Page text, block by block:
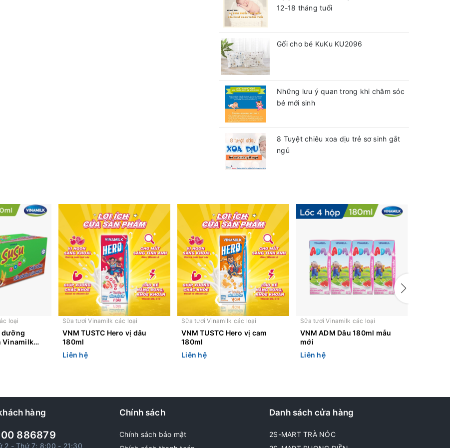
12-18 tháng tuổi
Gối cho bé KuKu KU2096
Những lưu ý quan trong khi chăm sóc
bé mới sinh
8 Tuyệt chiêu xoa dịu trẻ sơ sinh gắt
ngủ
loại
dưỡng
Vinamilk
Sữa tươi Vinamilk các loại
VNM TUSTC Hero vị dâu
180ml
Liên hệ
Sữa tươi Vinamilk các loại
VNM TUSTC Hero vị cam
180ml
Liên hệ
Sữa tươi Vinamilk các loại
VNM ADM Dâu 180ml mẫu
mới
Liên hệ
hàng
886879
2 - Thứ 7: 8:00 - 21:30
Chính sách
Chính sách bảo mật
Danh sách cửa hàng
2S-MART TRÀ NÓC